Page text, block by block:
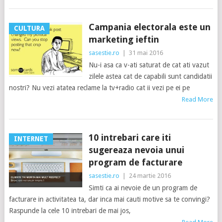
CULTURA
Campania electorala este un
marketing ieftin
sasestie.ro 31 mai 2016
Nu-i asa ca v-ati saturat de cat ati vazut
zilele astea cat de capabili sunt candidatii
nostri? Nu vezi atatea reclame la tv+radio cat ii vezi pe ei pe
Read More
INTERNET
10 intrebari care iti
sugereaza nevoia unui
program de facturare
sasestie.ro 24 martie 2016
Simti ca ai nevoie de un program de
facturare in activitatea ta, dar inca mai cauti motive sa te convingi?
Raspunde la cele 10 intrebari de mai jos,